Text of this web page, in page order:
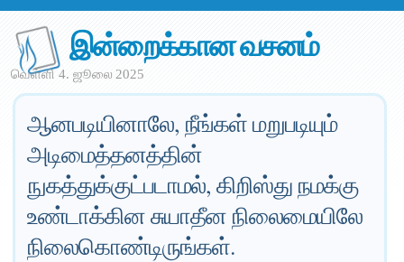
இன்றைக்கான வசனம்
வெள்ளி 4. ஜூலை 2025
ஆனபடியினாலே, நீங்கள் மறுபடியும்
அடிமைத்தனத்தின்
நுகத்துக்குட்படாமல், கிறிஸ்து நமக்கு
உண்டாக்கின சுயாதீன நிலைமையிலே
நிலைகொண்டிருங்கள்.